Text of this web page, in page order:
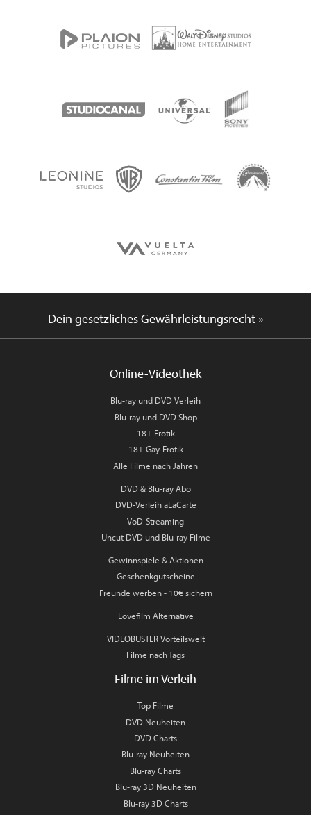
Dein gesetzliches Gewährleistungsrecht »
Online-Videothek
Blu-ray und DVD Verleih
Blu-ray und DVD Shop
18+ Erotik
18+ Gay-Erotik
Alle Filme nach Jahren
DVD & Blu-ray Abo
DVD-Verleih aLaCarte
VoD-Streaming
Uncut DVD und Blu-ray Filme
Gewinnspiele & Aktionen
Geschenkgutscheine
Freunde werben - 10€ sichern
Lovefilm Alternative
VIDEOBUSTER Vorteilswelt
Filme nach Tags
Filme im Verleih
Top Filme
DVD Neuheiten
DVD Charts
Blu-ray Neuheiten
Blu-ray Charts
Blu-ray 3D Neuheiten
Blu-ray 3D Charts